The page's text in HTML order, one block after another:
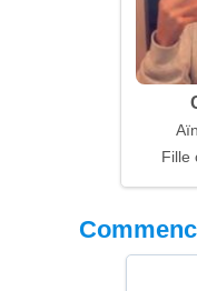
Fille